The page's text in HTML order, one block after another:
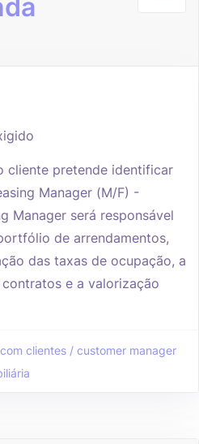
cliente pretende identificar
Manager (M/F) -
Manager será responsável
de arrendamentos,
das taxas de ocupação, a
e a valorização
clientes / customer manager